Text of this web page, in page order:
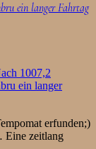
ein langer Fahrtag
erfunden;)
Eine zeitlang